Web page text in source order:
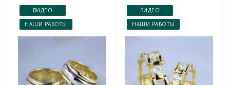
ВИДЕО
НАШИ РАБОТЫ
ВИДЕО
НАШИ РАБОТЫ